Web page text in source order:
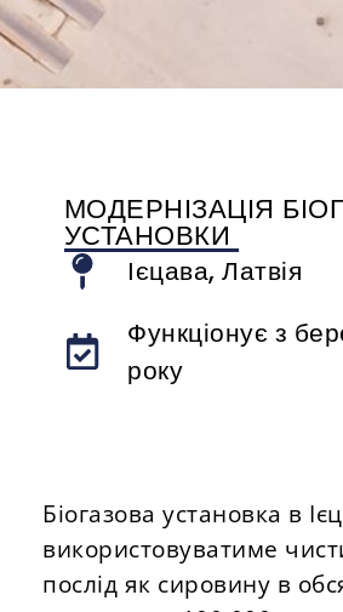
МОДЕРНІЗАЦІЯ
УСТАНОВКИ
Ієцава, Латвія
Функціонує з
року
Біогазова установка в
використовуватиме
послід як сировину в